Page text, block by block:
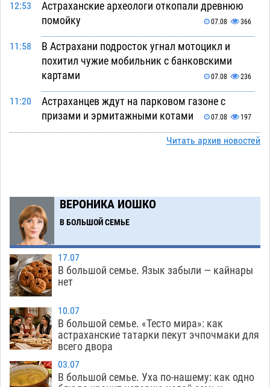
12:53
Астраханские археологи откопали древнюю
помойку
07.08 366
11:58
В Астрахани подросток угнал мотоцикл и
похитил чужие мобильник с банковскими
картами
07.08 236
11:20
Астраханцев ждут на парковом газоне с
призами и эрмитажными котами
07.08 197
Астраханский суд встал на сторону МЧС в
гандболисты уступили казанским «драконам»
09:25
Все пострадавшие при пожаре на
Краснодарской в Астрахани скончались
07.08 1101
08:47
Астраханский суд оценил четыре удара по
голове полицейского в сто тысяч рублей
07.08
19:36
Завтра астраханская жара вновь приблизится
к 40-градусному пределу
Читать архив новостей
ВЕРОНИКА ИОШКО
В БОЛЬШОЙ СЕМЬЕ
17.07
В большой семье. Язык забыли — кайнары
нет
10.07
В большой семье. «Тесто мира»: как
астраханские татарки пекут эчпочмаки для
всего двора
03.07
В большой семье. Уха по-нашему: как одно